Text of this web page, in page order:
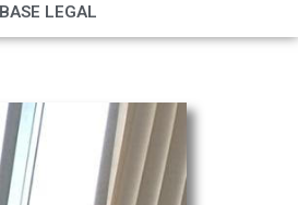
BASE LEGAL